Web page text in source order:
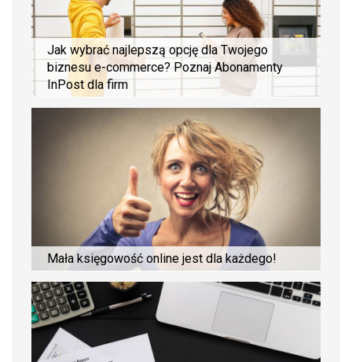
Jak wybrać najlepszą opcję dla Twojego
biznesu e-commerce? Poznaj Abonamenty
InPost dla firm
Mała księgowość online jest dla każdego!